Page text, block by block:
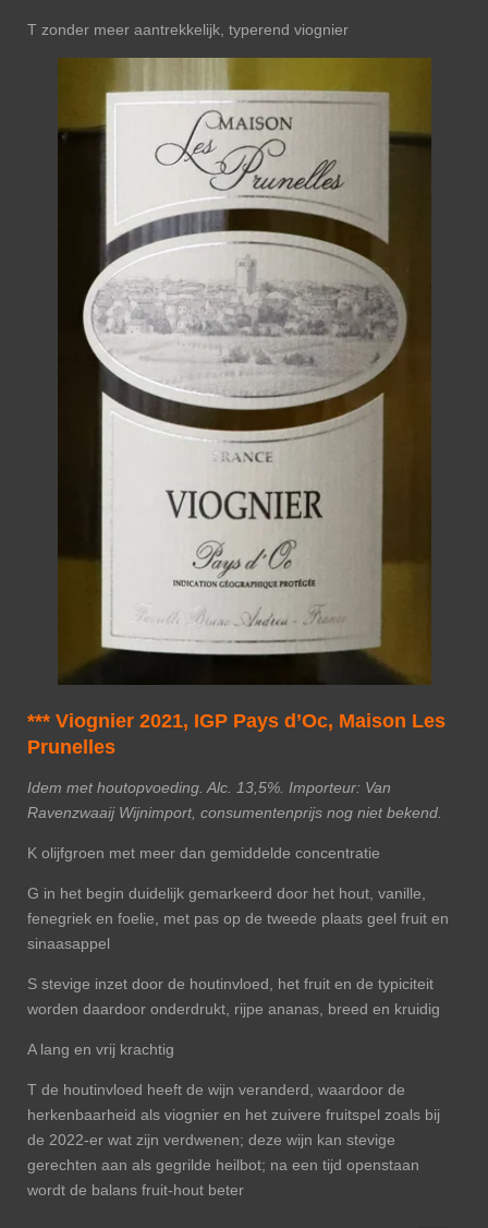
T zonder meer aantrekkelijk, typerend viognier
*** Viognier 2021, IGP Pays d’Oc, Maison Les
Prunelles
Idem met houtopvoeding. Alc. 13,5%. Importeur: Van
Ravenzwaaij Wijnimport, consumentenprijs nog niet bekend.
K olijfgroen met meer dan gemiddelde concentratie
G in het begin duidelijk gemarkeerd door het hout, vanille,
fenegriek en foelie, met pas op de tweede plaats geel fruit en
sinaasappel
S stevige inzet door de houtinvloed, het fruit en de typiciteit
worden daardoor onderdrukt, rijpe ananas, breed en kruidig
A lang en vrij krachtig
T de houtinvloed heeft de wijn veranderd, waardoor de
herkenbaarheid als viognier en het zuivere fruitspel zoals bij
de 2022-er wat zijn verdwenen; deze wijn kan stevige
gerechten aan als gegrilde heilbot; na een tijd openstaan
wordt de balans fruit-hout beter